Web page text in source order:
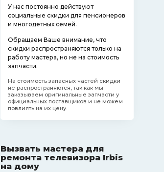
У нас постоянно действуют
социальные скидки для пенсионеров
и многодетных семей.
Обращаем Ваше внимание, что
скидки распространяются только на
работу мастера, но не на стоимость
запчасти.
На стоимость запасных частей скидки
не распространяются, так как мы
заказываем оригинальные запчасти у
официальных поставщиков и не можем
повлиять на их цену.
Вызвать мастера для
ремонта телевизора Irbis
на дому